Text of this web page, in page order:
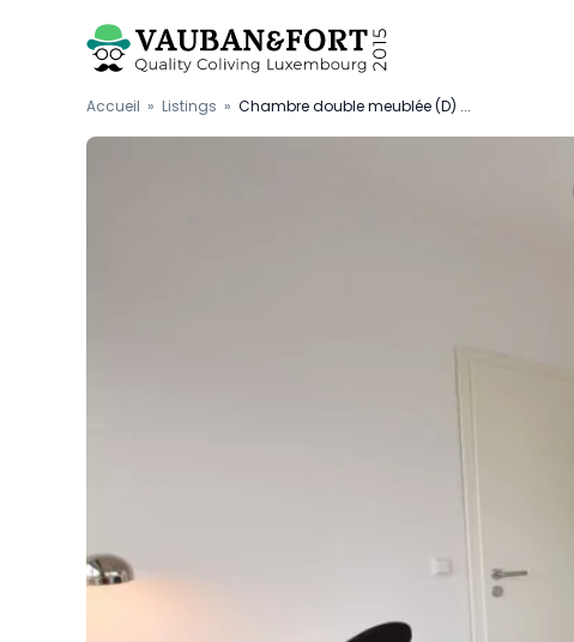
Accueil » Listings » Chambre double meublée (D) ...